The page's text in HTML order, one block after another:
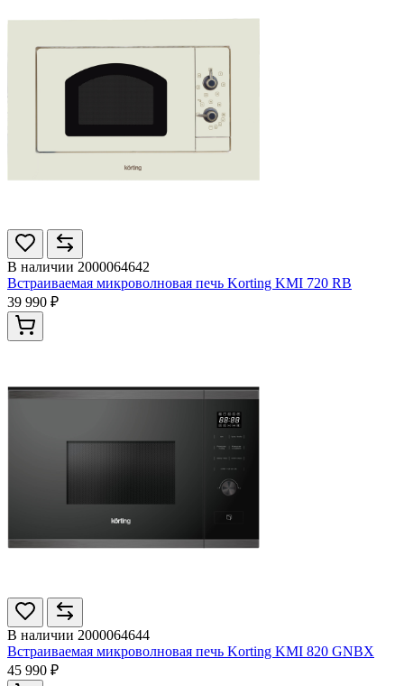
В наличии 2000064642
Встраиваемая микроволновая печь Korting KMI 720 RB
39 990 ₽
В наличии 2000064644
Встраиваемая микроволновая печь Korting KMI 820 GNBX
45 990 ₽